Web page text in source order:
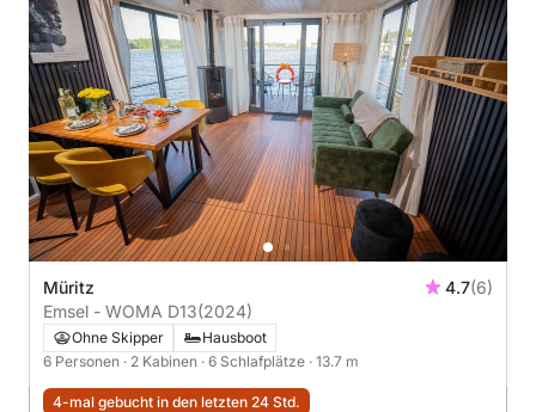
Müritz 4.7(6)
Emsel - WOMA D13(2024)
Ohne Skipper
Hausboot
6 Personen · 2 Kabinen · 6 Schlafplätze · 13.7 m
4-mal gebucht in den letzten 24 Std.